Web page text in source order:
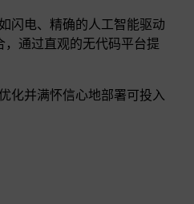
闪电、精确的人工智能驱动
通过直观的无代码平台提
化并满怀信心地部署可投入